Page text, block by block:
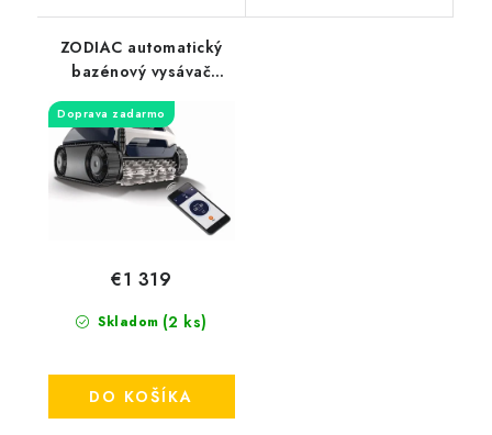
ZODIAC automatický
bazénový vysávač
/ na dno, steny a linku
/
Doprava zadarmo
Skladom (2 ks)
€1 319
DO KOŠÍKA